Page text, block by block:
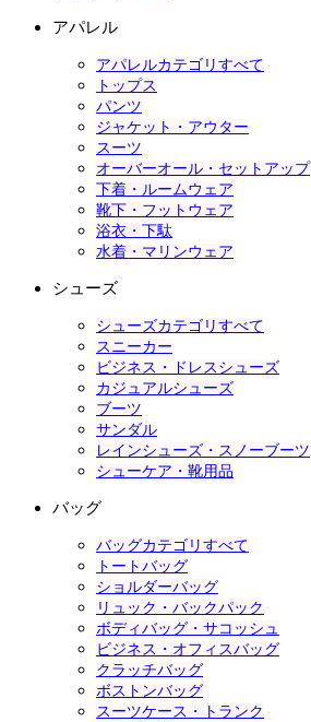
アパレル
アパレルカテゴリすべて
トップス
パンツ
ジャケット・アウター
スーツ
オーバーオール・セットアップ
下着・ルームウェア
靴下・フットウェア
浴衣・下駄
水着・マリンウェア
シューズ
シューズカテゴリすべて
スニーカー
ビジネス・ドレスシューズ
カジュアルシューズ
ブーツ
サンダル
レインシューズ・スノーブーツ
シューケア・靴用品
バッグ
バッグカテゴリすべて
トートバッグ
ショルダーバッグ
リュック・バックパック
ボディバッグ・サコッシュ
ビジネス・オフィスバッグ
クラッチバッグ
ボストンバッグ
スーツケース・トランク